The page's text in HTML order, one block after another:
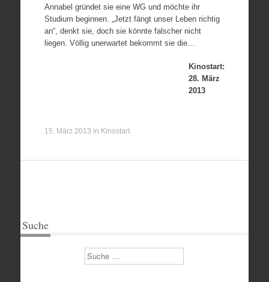
Annabel gründet sie eine WG und möchte ihr
Studium beginnen. „Jetzt fängt unser Leben richtig
an“, denkt sie, doch sie könnte falscher nicht
liegen. Völlig unerwartet bekommt sie die…
Kinostart:
28. März
2013
15. März 2013 in Kinostart.
Suche
Suchen